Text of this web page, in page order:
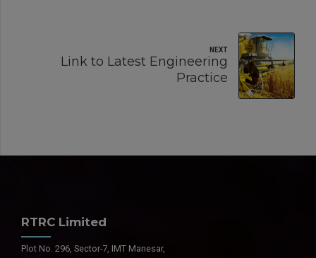
NEXT
Link to Latest Engineering
Practice
RTRC Limited
Plot No. 296, Sector-7, IMT Manesar,